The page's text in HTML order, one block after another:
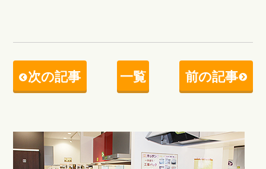
次の記事 一覧 前の記事